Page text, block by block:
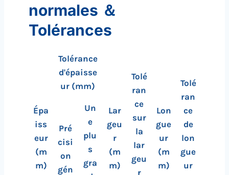
normales ＆
Tolérances
Épa
iss
eur
(m
m)
Tolérance
d'épaisse
ur (mm)
Lar
geu
r
(m
m)
Tolé
ran
ce
sur
la
lar
geu
r
Lon
gue
ur
(m
m)
Tolé
ran
ce
de
lon
gue
ur
Pré
cisi
on
gén
Un
e
plu
s
gra